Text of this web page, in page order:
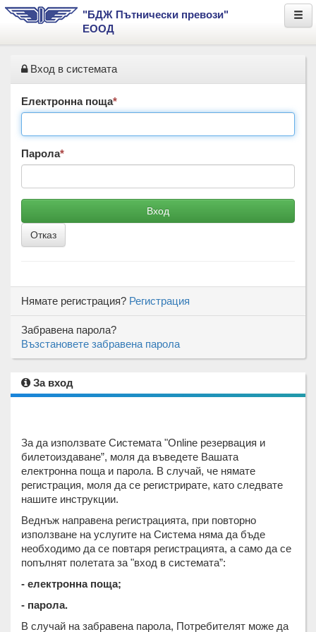
"БДЖ Пътнически превози"
ЕООД
Вход в системата
Електронна поща*
Парола*
Вход
Отказ
Нямате регистрация? Регистрация
Забравена парола?
Възстановете забравена парола
За вход
За да използвате Системата "Online резервация и
билетоиздаване”, моля да въведете Вашата
електронна поща и парола. В случай, че нямате
регистрация, моля да се регистрирате, като следвате
нашите инструкции.
Веднъж направена регистрацията, при повторно
използване на услугите на Система няма да бъде
необходимо да се повтаря регистрацията, а само да се
попълнят полетата за "вход в системата”:
- електронна поща;
- парола.
В случай на забравена парола, Потребителят може да